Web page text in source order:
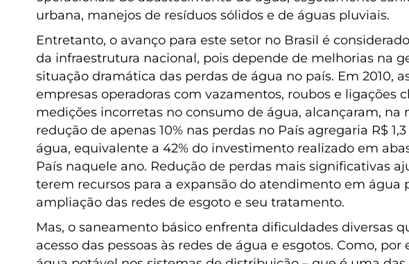
urbana, manejos de resíduos sólidos e de águas pluviais.
Entretanto, o avanço para este setor no Brasil é
da infraestrutura nacional, pois depende de melhorias na
situação dramática das perdas de água no país. Em 2010,
empresas operadoras com vazamentos, roubos e ligações
medições incorretas no consumo de água, alcançaram, na
redução de apenas 10% nas perdas no País agregaria R$
água, equivalente a 42% do investimento realizado em
País naquele ano. Redução de perdas mais significativas
terem recursos para a expansão do atendimento em água
ampliação das redes de esgoto e seu tratamento.
Mas, o saneamento básico enfrenta dificuldades diversas
acesso das pessoas às redes de água e esgotos. Como,